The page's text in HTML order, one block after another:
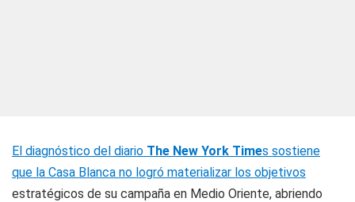
El diagnóstico del diario The New York Times sostiene
que la Casa Blanca no logró materializar los objetivos
estratégicos de su campaña en Medio Oriente, abriendo